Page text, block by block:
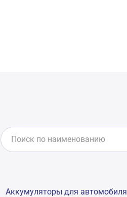
Аккумуляторы для автомобиля